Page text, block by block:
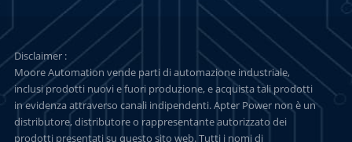
Disclaimer :
Moore Automation vende parti di automazione industriale,
inclusi prodotti nuovi e fuori produzione, e acquista tali prodotti
in evidenza attraverso canali indipendenti. Apter Power non è un
distributore, distributore o rappresentante autorizzato dei
prodotti presentati su questo sito web. Tutti i nomi di